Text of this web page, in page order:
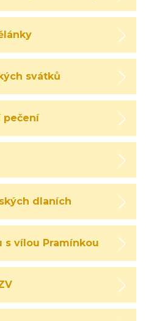
svátků
pečení
dlaních
s vílou Pramínkou